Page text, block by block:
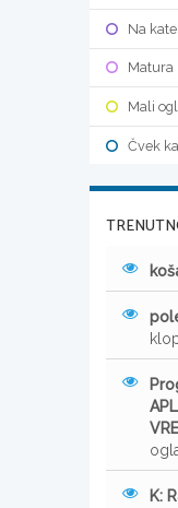
Na
Matura
Mali
Čvek
K: